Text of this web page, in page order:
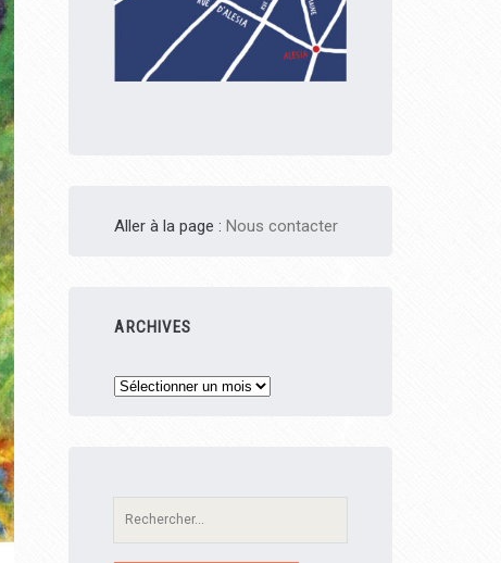
Aller à la page :Nous contacter
ARCHIVES
Archives
Recherche: